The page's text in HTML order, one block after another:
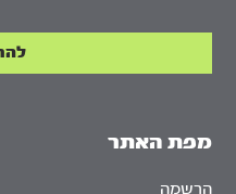
מפת האתר
הרשמה